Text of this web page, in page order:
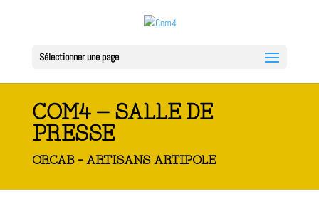
Sélectionner une page
COM4 – SALLE DE
PRESSE
ORCAB - ARTISANS ARTIPOLE